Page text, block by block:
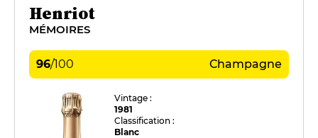
Henriot
MÉMOIRES
96/100 Champagne
Vintage :
1981
Classification :
Blanc